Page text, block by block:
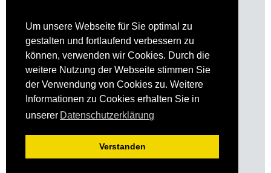
Um unsere Webseite für Sie optimal zu
gestalten und fortlaufend verbessern zu
können, verwenden wir Cookies. Durch die
weitere Nutzung der Webseite stimmen Sie
der Verwendung von Cookies zu. Weitere
Informationen zu Cookies erhalten Sie in
unserer Datenschutzerklärung
Verstanden
Impressum Datenschutz